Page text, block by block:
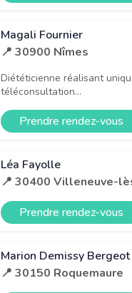
Magali Fournier
📍 30900 Nîmes
Diététicienne réalisant
téléconsultation...
Prendre rendez-vous
Léa Fayolle
📍 30400 Villeneuve-
Prendre rendez-vous
Marion Demissy Bergeot
📍 30150 Roquemaure